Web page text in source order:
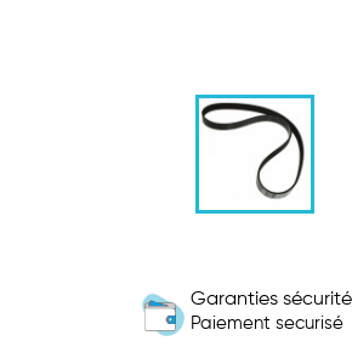
Garanties sécurité
Paiement securisé